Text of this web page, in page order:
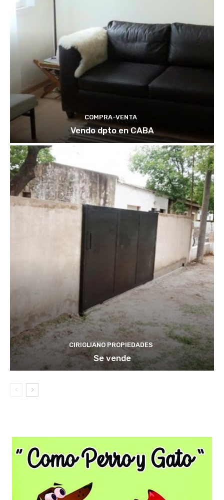
COMPRA-VENTA
Vendo dpto en CABA
CIRIGLIANO PROPIEDADES
Se vende